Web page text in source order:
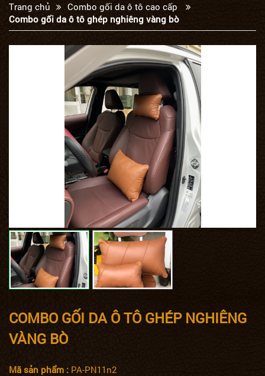
Trang chủ
Combo gối da ô tô cao cấp
Combo gối da ô tô ghép nghiêng vàng bò
COMBO GỐI DA Ô TÔ GHÉP NGHIÊNG
VÀNG BÒ
Mã sản phẩm : PA-PN11n2